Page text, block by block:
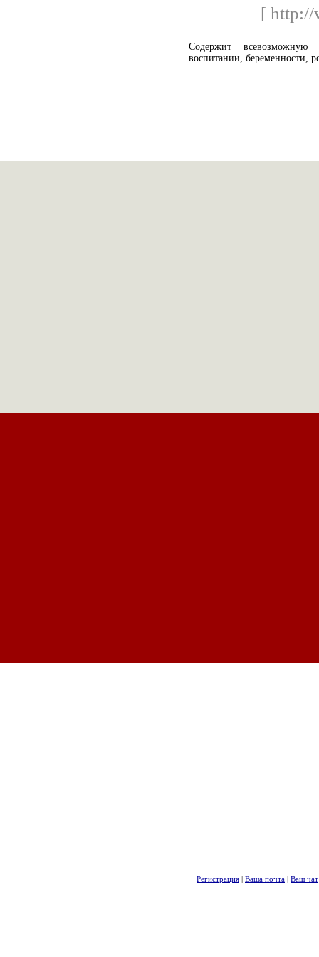
[ http://
Содержит
воспитании, беременности,
Регистрация | Ваша почта | Ваш чат